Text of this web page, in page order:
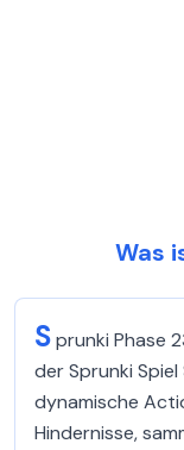
Was
Sprunki Phase
der Sprunki
dynamische
Hindernisse,